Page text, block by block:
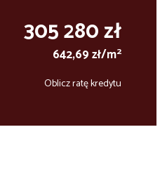
305 280 zł
642,69 zł/m2
Oblicz ratę kredytu